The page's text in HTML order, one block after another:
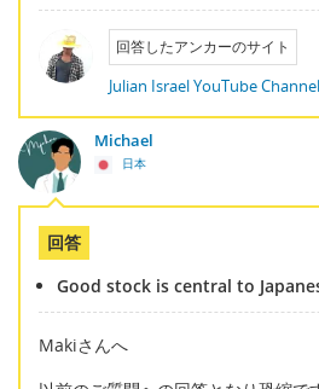
回答したアンカーのサイト
Julian Israel YouTube Channel
Michael
日本
回答
Good stock is central to
Makiさんへ